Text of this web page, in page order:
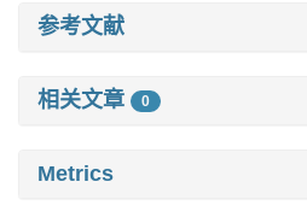
参考文献
相关文章 0
Metrics